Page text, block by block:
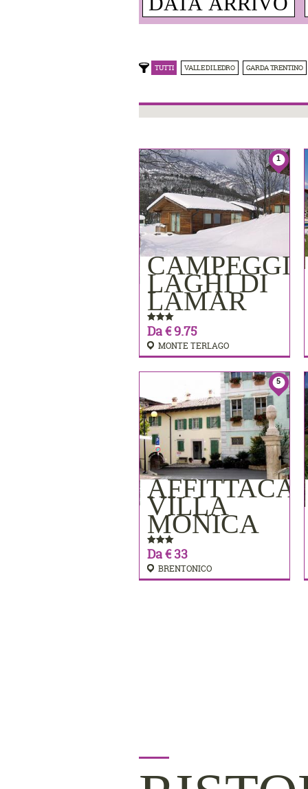
TUTTI VALLE DI LEDRO GARDA TRENTINO
1
LAGHI DI
LAMAR
Da € 9.75
MONTE TERLAGO
PRENOTA
5
VILLA
MONICA
Da € 33
BRENTONICO
PRENOTA